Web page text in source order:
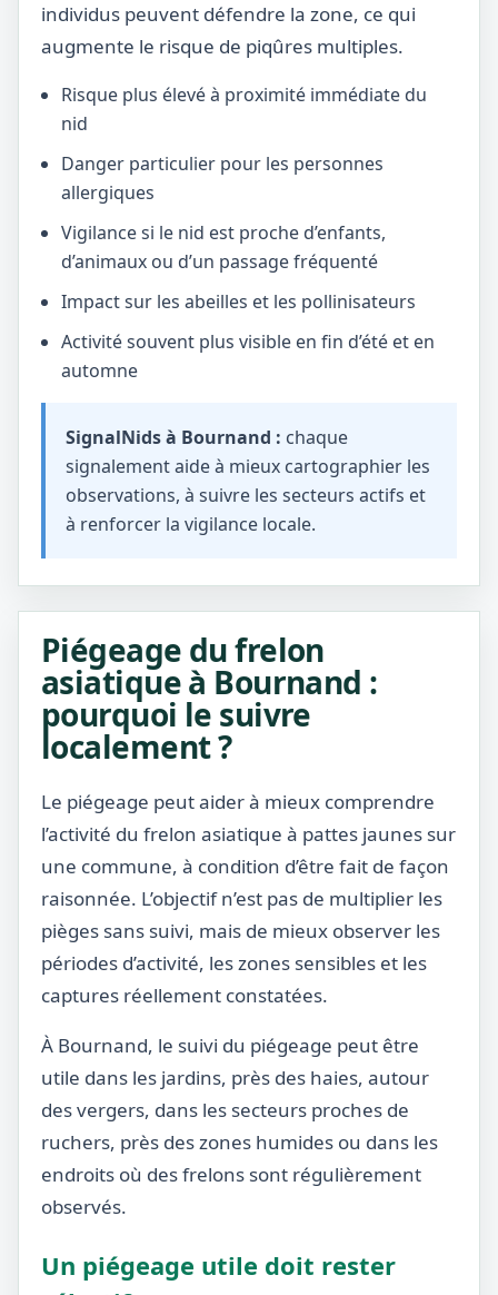
individus peuvent défendre la zone, ce qui
augmente le risque de piqûres multiples.
Risque plus élevé à proximité immédiate du
nid
Danger particulier pour les personnes
allergiques
Vigilance si le nid est proche d’enfants,
d’animaux ou d’un passage fréquenté
Impact sur les abeilles et les pollinisateurs
Activité souvent plus visible en fin d’été et en
automne
SignalNids à Bournand : chaque
signalement aide à mieux cartographier les
observations, à suivre les secteurs actifs et
à renforcer la vigilance locale.
Piégeage du frelon
asiatique à Bournand :
pourquoi le suivre
localement ?
Le piégeage peut aider à mieux comprendre
l’activité du frelon asiatique à pattes jaunes sur
une commune, à condition d’être fait de façon
raisonnée. L’objectif n’est pas de multiplier les
pièges sans suivi, mais de mieux observer les
périodes d’activité, les zones sensibles et les
captures réellement constatées.
À Bournand, le suivi du piégeage peut être
utile dans les jardins, près des haies, autour
des vergers, dans les secteurs proches de
ruchers, près des zones humides ou dans les
endroits où des frelons sont régulièrement
observés.
Un piégeage utile doit rester